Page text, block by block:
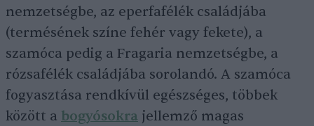
nemzetségbe, az eperfafélék családjába
(termésének színe fehér vagy fekete), a
szamóca pedig a Fragaria nemzetségbe, a
rózsafélék családjába sorolandó. A szamóca
fogyasztása rendkívül egészséges, többek
között a bogyósokra jellemző magas